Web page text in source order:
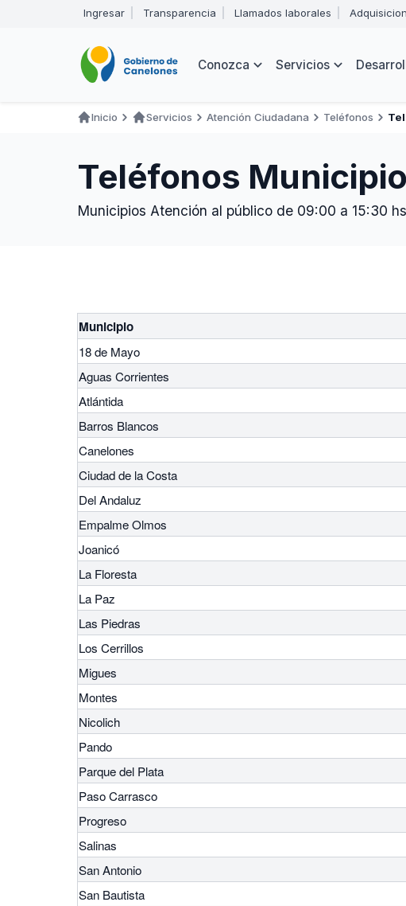
Ingresar Transparencia Llamados laborales
Navegación
Conozca Servicios
navegación
Inicio Servicios Atención Ciudadana Teléfonos
Teléfonos
Municipios Atención al público de 09:00 a 15:30 hs
Municipio
18 de Mayo
Aguas Corrientes
Atlántida
Barros Blancos
Canelones
Ciudad de la Costa
Del Andaluz
Empalme Olmos
Joanicó
La Floresta
La Paz
Las Piedras
Los Cerrillos
Migues
Montes
Nicolich
Pando
Parque del Plata
Paso Carrasco
Progreso
Salinas
San Antonio
San Bautista